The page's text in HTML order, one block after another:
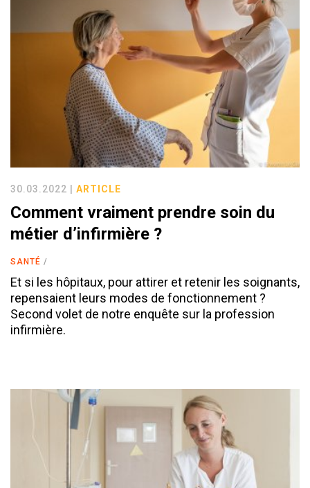
30.03.2022 | ARTICLE
Comment vraiment prendre soin du
métier d’infirmière ?
SANTÉ
Et si les hôpitaux, pour attirer et retenir les soignants,
repensaient leurs modes de fonctionnement ?
Second volet de notre enquête sur la profession
infirmière.